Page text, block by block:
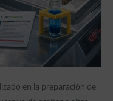
en la preparación de